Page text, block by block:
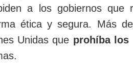
a los gobiernos que
ética y segura. Más
Unidas que prohíba los